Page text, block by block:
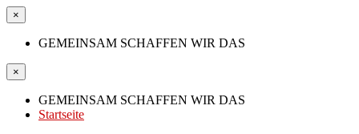
×
GEMEINSAM SCHAFFEN WIR DAS
×
GEMEINSAM SCHAFFEN WIR DAS
Startseite